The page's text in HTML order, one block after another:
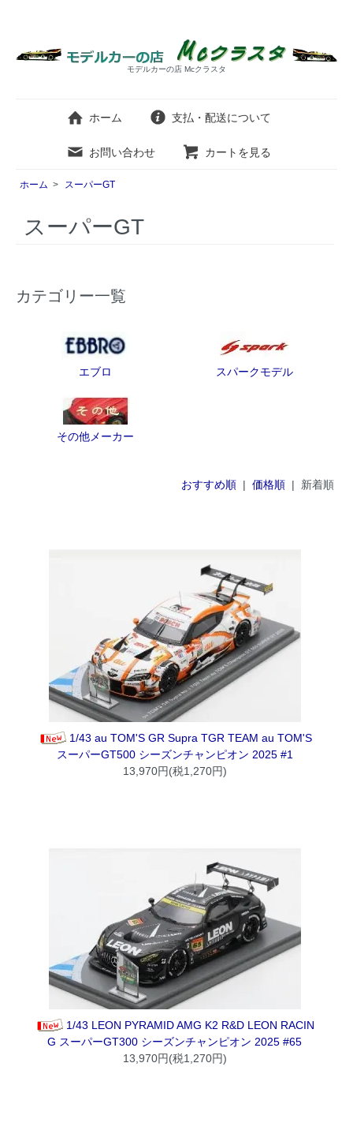
モデルカーの店 Mcクラスタ
ホーム 支払・配送について
お問い合わせ カートを見る
ホーム > スーパーGT
スーパーGT
カテゴリー一覧
エブロ スパークモデル
その他メーカー
おすすめ順| 価格順| 新着順
1/43 au TOM'S GR Supra TGR TEAM au TOM'S
スーパーGT500 シーズンチャンピオン 2025 #1
13,970円(税1,270円)
1/43 LEON PYRAMID AMG K2 R&D LEON RACIN
G スーパーGT300 シーズンチャンピオン 2025 #65
13,970円(税1,270円)